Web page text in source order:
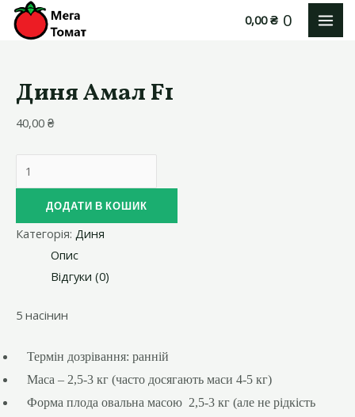
Перейти
до
0,00₴ 0
Диня Амал F1
40,00 ₴
Амал
кількість
ДОДАТИ В КОШИК
Категорія: Диня
Опис
Відгуки (0)
5 насінин
Термін дозрівання: ранній
Маса – 2,5-3 кг (часто досягають маси 4-5 кг)
Форма плода овальна масою 2,5-3 кг (але не рідкість